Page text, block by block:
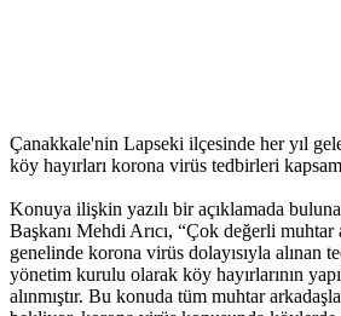
Çanakkale'nin Lapseki ilçesinde her yıl
köy hayırları korona virüs tedbirleri
Konuya ilişkin yazılı bir açıklamada
Başkanı Mehdi Arıcı, “Çok değerli muhtar
genelinde korona virüs dolayısıyla alınan
yönetim kurulu olarak köy hayırlarının
alınmıştır. Bu konuda tüm muhtar